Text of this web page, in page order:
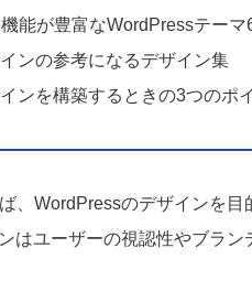
能が豊富なWordPressテーマ
ンの参考になるデザイン集
ンを構築するときの3つのポ
、WordPressのデザインを
はユーザーの視認性やブラ